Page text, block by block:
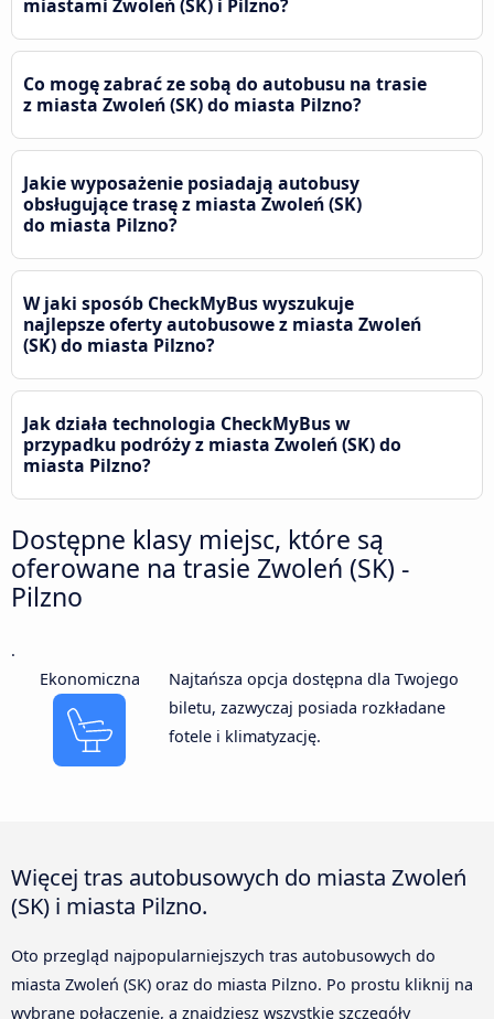
miastami Zwoleń (SK) i Pilzno?
Co mogę zabrać ze sobą do autobusu na trasie
z miasta Zwoleń (SK) do miasta Pilzno?
Jakie wyposażenie posiadają autobusy
obsługujące trasę z miasta Zwoleń (SK)
do miasta Pilzno?
W jaki sposób CheckMyBus wyszukuje
najlepsze oferty autobusowe z miasta Zwoleń
(SK) do miasta Pilzno?
Jak działa technologia CheckMyBus w
przypadku podróży z miasta Zwoleń (SK) do
miasta Pilzno?
Dostępne klasy miejsc, które są
oferowane na trasie Zwoleń (SK) -
Pilzno
.
Ekonomiczna
Najtańsza opcja dostępna dla Twojego
biletu, zazwyczaj posiada rozkładane
fotele i klimatyzację.
Więcej tras autobusowych do miasta Zwoleń
(SK) i miasta Pilzno.
Oto przegląd najpopularniejszych tras autobusowych do
miasta Zwoleń (SK) oraz do miasta Pilzno. Po prostu kliknij na
wybrane połączenie, a znajdziesz wszystkie szczegóły